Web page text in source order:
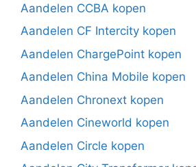
Aandelen CCBA kopen
Aandelen CF Intercity kopen
Aandelen ChargePoint kopen
Aandelen China Mobile kopen
Aandelen Chronext kopen
Aandelen Cineworld kopen
Aandelen Circle kopen